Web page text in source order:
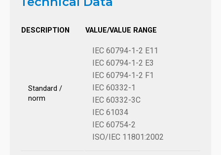
DESCRIPTION VALUE/VALUE RANGE
Standard /
norm
IEC 60794-1-2 E11
IEC 60794-1-2 E3
IEC 60794-1-2 F1
IEC 60332-1
IEC 60332-3C
IEC 61034
IEC 60754-2
ISO/IEC 11801:2002